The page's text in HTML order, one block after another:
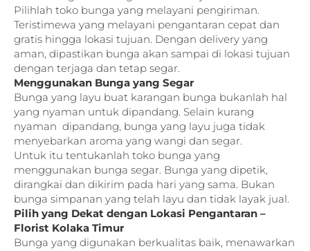
Pilihlah toko bunga yang melayani pengiriman.
Teristimewa yang melayani pengantaran cepat dan
gratis hingga lokasi tujuan. Dengan delivery yang
aman, dipastikan bunga akan sampai di lokasi tujuan
dengan terjaga dan tetap segar.
Menggunakan Bunga yang Segar
Bunga yang layu buat karangan bunga bukanlah hal
yang nyaman untuk dipandang. Selain kurang
nyaman dipandang, bunga yang layu juga tidak
menyebarkan aroma yang wangi dan segar.
Untuk itu tentukanlah toko bunga yang
menggunakan bunga segar. Bunga yang dipetik,
dirangkai dan dikirim pada hari yang sama. Bukan
bunga simpanan yang telah layu dan tidak layak jual.
Pilih yang Dekat dengan Lokasi Pengantaran –
Florist Kolaka Timur
Bunga yang digunakan berkualitas baik, menawarkan